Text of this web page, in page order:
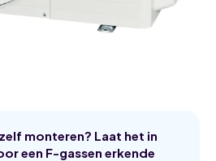
monteren? Laat het in
een F-gassen erkende